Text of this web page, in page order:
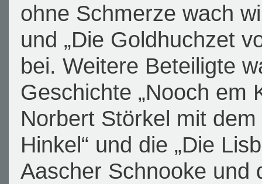
ohne Schmerze wach
und „Die Goldhuchzet
bei. Weitere Beteiligte
Geschichte „Nooch em
Norbert Störkel mit
Hinkel“ und die „Die
Aascher Schnooke und